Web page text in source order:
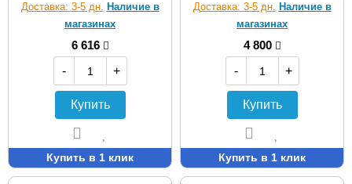
Доставка: 3-5 дн. Наличие в
магазинах
6 616
-
+
Купить
Купить в 1 клик
Доставка: 3-5 дн. Наличие в
магазинах
4 800
-
+
Купить
Купить в 1 клик